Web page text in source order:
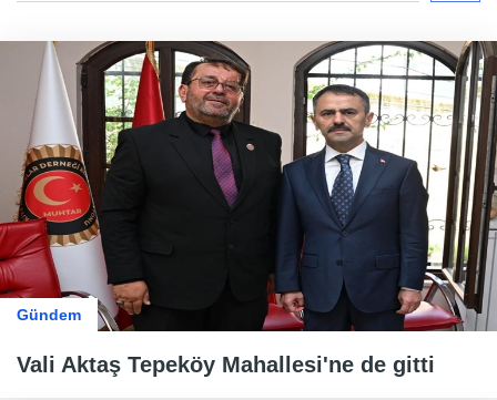
Gündem
Vali Aktaş Tepeköy Mahallesi'ne de gitti